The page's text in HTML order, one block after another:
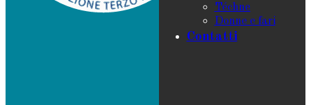
Téchne
Donne e fari
Contatti